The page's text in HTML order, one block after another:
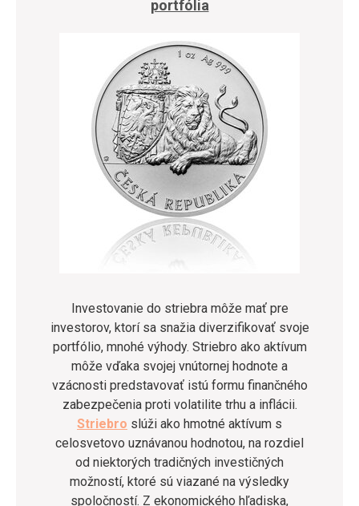
portfólia
Investovanie do striebra môže mať pre
investorov, ktorí sa snažia diverzifikovať svoje
portfólio, mnohé výhody. Striebro ako aktívum
môže vďaka svojej vnútornej hodnote a
vzácnosti predstavovať istú formu finančného
zabezpečenia proti volatilite trhu a inflácii.
Striebro slúži ako hmotné aktívum s
celosvetovo uznávanou hodnotou, na rozdiel
od niektorých tradičných investičných
možností, ktoré sú viazané na výsledky
spoločností. Z ekonomického hľadiska,